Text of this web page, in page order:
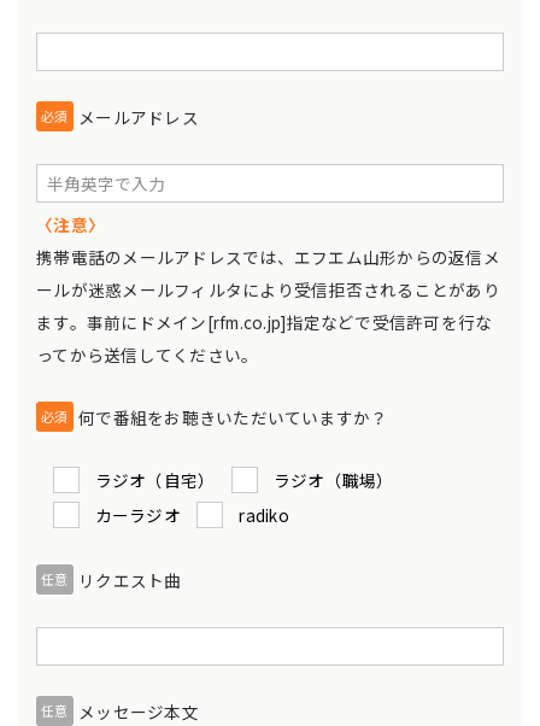
必須 メールアドレス
〈注意〉
携帯電話のメールアドレスでは、エフエム山形からの返信メ
ールが迷惑メールフィルタにより受信拒否されることがあり
ます。事前にドメイン[rfm.co.jp]指定などで受信許可を行な
ってから送信してください。
必須 何で番組をお聴きいただいていますか？
ラジオ（自宅）
ラジオ（職場）
カーラジオ
radiko
任意 リクエスト曲
任意 メッセージ本文